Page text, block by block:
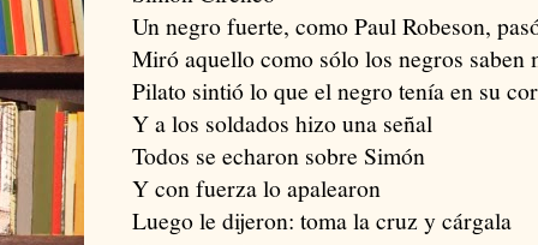
Un negro fuerte, como Paul Robeson,
Miró aquello como sólo los negros saben
Pilato sintió lo que el negro tenía en su
Y a los soldados hizo una señal
Todos se echaron sobre Simón
Y con fuerza lo apalearon
Luego le dijeron: toma la cruz y cárgala